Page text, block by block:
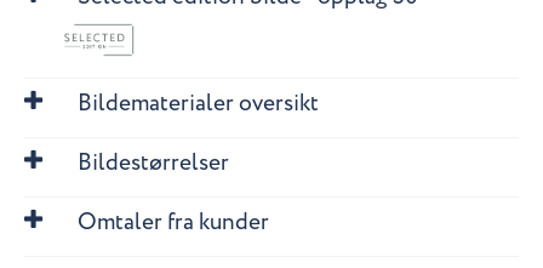
Bildematerialer oversikt
Bildestørrelser
Omtaler fra kunder